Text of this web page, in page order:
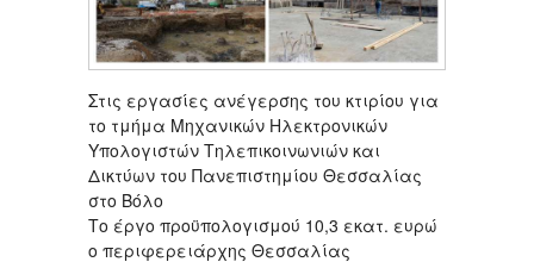
Στις εργασίες ανέγερσης του κτιρίου για
το τμήμα Μηχανικών Ηλεκτρονικών
Υπολογιστών Τηλεπικοινωνιών και
Δικτύων του Πανεπιστημίου Θεσσαλίας
στο Βόλο
Το έργο προϋπολογισμού 10,3 εκατ. ευρώ
ο περιφερειάρχης Θεσσαλίας